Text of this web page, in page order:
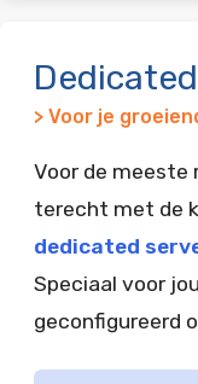
> Voor je
Voor de meeste
terecht met de
dedicated
Speciaal voor
geconfigureerd